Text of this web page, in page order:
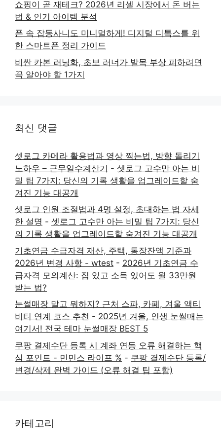
쇼핑이 곧 재테크? 2026년 리셀 시장에서 돈 버는
법 & 인기 아이템 분석
폰 속 잡동사니도 미니멀하게! 디지털 디톡스를 위
한 스마트폰 정리 가이드
비싼 카본 러닝화, 초보 러너가 발목 부상 피하려면
꼭 알아야 할 1가지
최신 댓글
셋로그 카메라 활용법과 영상 찍는법, 방향 돌리기
노하우 – 근무일수계산기 - 셋로그 고수만 아는 비
밀 팁 7가지: 당신의 기록 생활을 업그레이드할 숨
겨진 기능 대공개
셋로그 인원 조절법과 4명 설정, 초대하는 법 자세
한 설명 - 셋로그 고수만 아는 비밀 팁 7가지: 당신
의 기록 생활을 업그레이드할 숨겨진 기능 대공개
기초연금 수급자격 재산, 주택, 통장잔액 기준과
2026년 변경 사항 - wtest - 2026년 기초연금 수
급자격 모의계산: 집 있고 소득 있어도 월 33만원
받는 법?
눈썰매장 말고 뭐하지? 근처 스파, 카페, 겨울 액티
비티 연계 코스 추천 - 2025년 겨울, 인생 눈썰매는
여기서! 전국 테마 눈썰매장 BEST 5
쿠팡 결제수단 등록 시 계좌 연동 오류 해결하는 핵
심 포인트 - 민민스 라이프 % - 쿠팡 결제수단 등록/
변경/삭제 완벽 가이드 (오류 해결 팁 포함)
카테고리